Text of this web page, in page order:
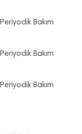
Bakım
Bakım
Bakım